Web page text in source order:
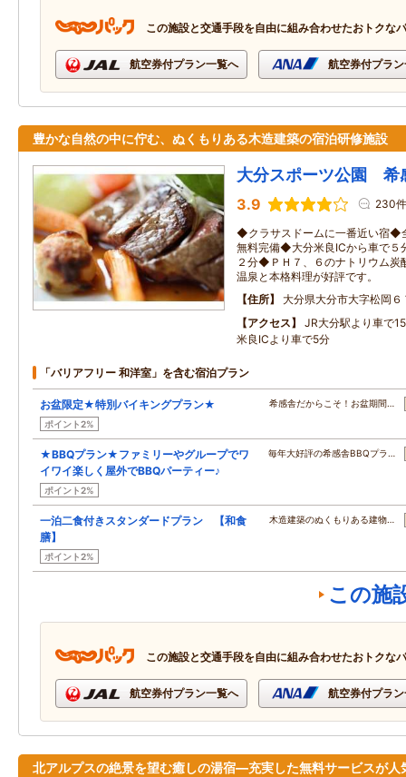
この施設と交通手段を自由に組み合わせたおトクな
航空券付プラン一覧へ 航空券付プラ
豊かな自然の中に佇む、ぬくもりある木造建築の宿泊研修施設
大分スポーツ公園 希
3.9 230件
◆クラサスドームに一番近い宿◆
無料完備◆大分米良ICから車で５
２分◆ＰＨ７、６のナトリウム炭
温泉と本格料理が好評です。
住所
大分県大分市大字松岡６
アクセス
JR大分駅より車で
米良ICより車で5分
「バリアフリー 和洋室」を含む宿泊プラン
お盆限定★特別バイキングプラン★
ポイント2%
希感舎だからこそ！お盆期間…
★BBQプラン★ファミリーやグループでワ
イワイ楽しく屋外でBBQパーティー♪
ポイント2%
毎年大好評の希感舎BBQプラ…
一泊二食付きスタンダードプラン 【和食
膳】
ポイント2%
木造建築のぬくもりある建物…
この施
この施設と交通手段を自由に組み合わせたおトクな
航空券付プラン一覧へ 航空券付プラ
北アルプスの絶景を望む癒しの湯宿―充実した無料サービスが